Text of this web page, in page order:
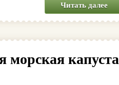
Читать далее
морская капуста